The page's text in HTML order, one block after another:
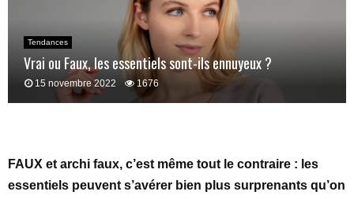
Tendances
Vrai ou Faux, les essentiels sont-ils ennuyeux ?
15 novembre 2022 1676
FAUX et archi faux, c’est même tout le contraire : les
essentiels peuvent s’avérer bien plus surprenants qu’on